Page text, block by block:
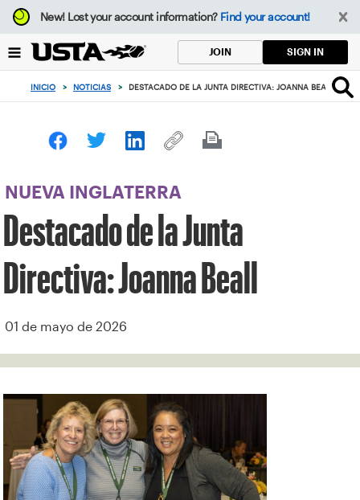
Enfoque
desde
botón
volver
principio
New!Lost your account information? Find your account!
JOIN SIGN IN
INICIO > NOTICIAS > DESTACADO DE LA JUNTA DIRECTIVA: JOANNA BEALL
NUEVA INGLATERRA
Destacado de la Junta
Directiva: Joanna Beall
01 de mayo de 2026